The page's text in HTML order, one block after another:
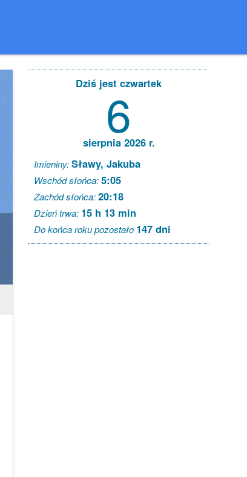
Dziś jest czwartek
6
sierpnia 2026 r.
Imieniny:Sławy, Jakuba
Wschód słońca:5:05
Zachód słońca:20:18
Dzień trwa: 15 h 13 min
Do końca roku pozostało 147 dni